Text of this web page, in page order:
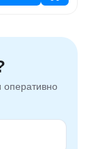
оперативно